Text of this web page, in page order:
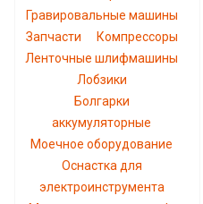
Гравировальные машины
Запчасти
Компрессоры
Ленточные шлифмашины
Лобзики
Болгарки
аккумуляторные
Моечное оборудование
Оснастка для
электроинструмента